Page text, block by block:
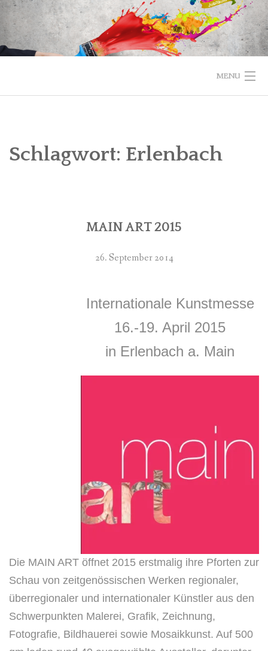
Skip
to
content
MENU
VEREIN
Schlagwort: Erlenbach
MAIN ART 2015
26. September 2014
Internationale Kunstmesse
16.-19. April 2015
in Erlenbach a. Main
Die MAIN ART öffnet 2015 erstmalig ihre Pforten zur
Schau von zeitgenössischen Werken regionaler,
überregionaler und internationaler Künstler aus den
Schwerpunkten Malerei, Grafik, Zeichnung,
Fotografie, Bildhauerei sowie Mosaikkunst. Auf 500